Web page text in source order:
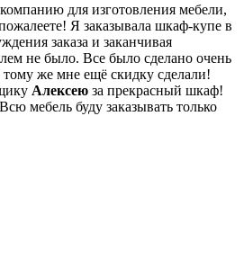
для изготовления мебели,
Я заказывала шкаф-купе в
заказа и заканчивая
не было. Все было сделано очень
же мне ещё скидку сделали!
Алексею за прекрасный шкаф!
мебель буду заказывать только